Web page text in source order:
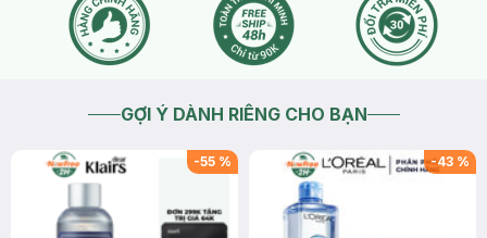
GỢI Ý DÀNH RIÊNG CHO BẠN
-55 % -43 %